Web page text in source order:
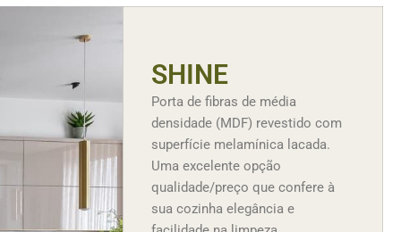
SHINE
Porta de fibras de média
densidade (MDF) revestido com
superfície melamínica lacada.
Uma excelente opção
qualidade/preço que confere à
sua cozinha elegância e